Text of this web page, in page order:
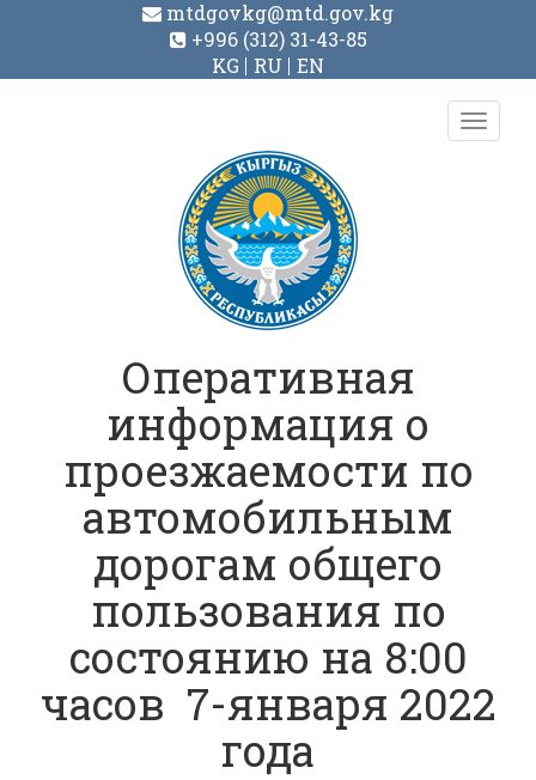
mtdgovkg@mtd.gov.kg
+996 (312) 31-43-85
KG
RU EN
Toggle
Оперативная
информация о
проезжаемости по
автомобильным
дорогам общего
пользования по
состоянию на 8:00
часов 7-января 2022
года